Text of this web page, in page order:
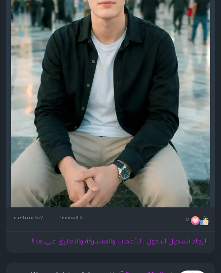
12 0 التعليقات
الرجاء تسجيل الدخول , للأعجاب والمشاركة والتعليق على هذا!